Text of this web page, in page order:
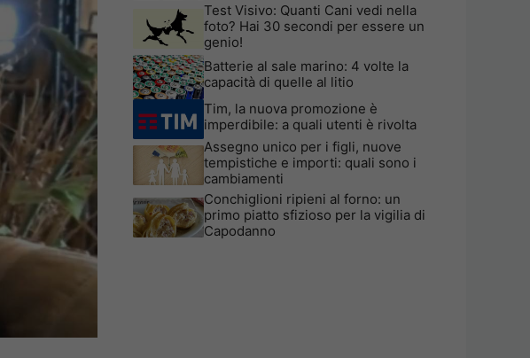
Test Visivo: Quanti Cani vedi nella
foto? Hai 30 secondi per essere un
genio!
Batterie al sale marino: 4 volte la
capacità di quelle al litio
Tim, la nuova promozione è
imperdibile: a quali utenti è rivolta
Assegno unico per i figli, nuove
tempistiche e importi: quali sono i
cambiamenti
Conchiglioni ripieni al forno: un
primo piatto sfizioso per la vigilia di
Capodanno